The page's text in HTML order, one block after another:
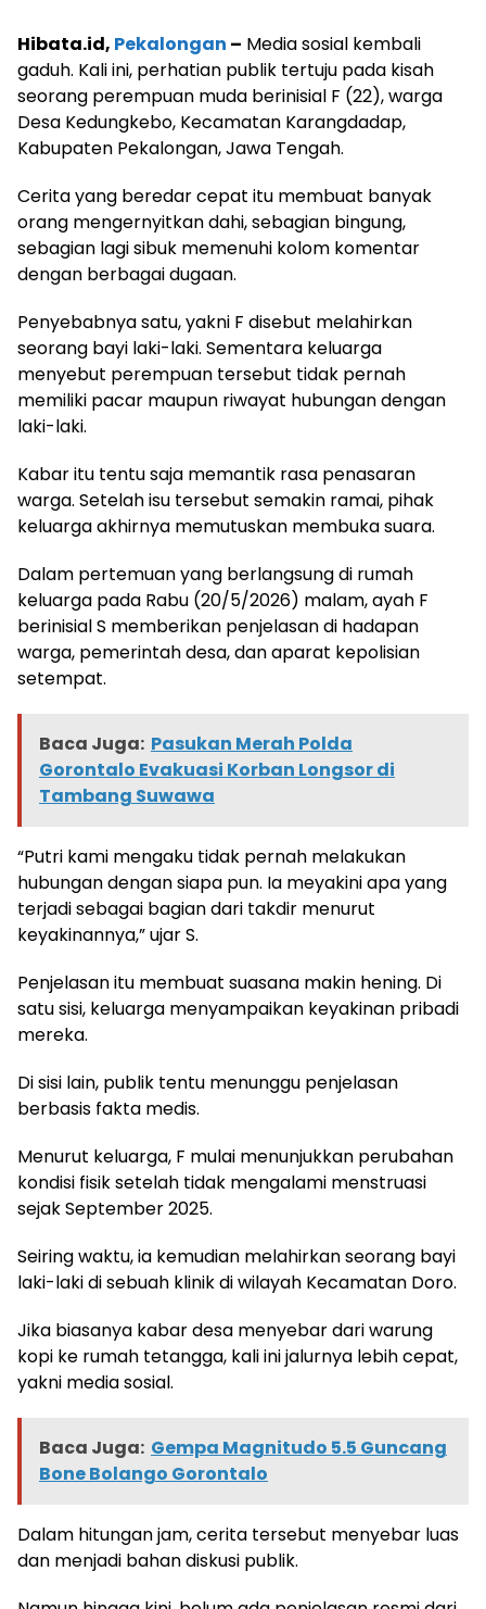
Hibata.id, Pekalongan – Media sosial kembali
gaduh. Kali ini, perhatian publik tertuju pada kisah
seorang perempuan muda berinisial F (22), warga
Desa Kedungkebo, Kecamatan Karangdadap,
Kabupaten Pekalongan, Jawa Tengah.
Cerita yang beredar cepat itu membuat banyak
orang mengernyitkan dahi, sebagian bingung,
sebagian lagi sibuk memenuhi kolom komentar
dengan berbagai dugaan.
Penyebabnya satu, yakni F disebut melahirkan
seorang bayi laki-laki. Sementara keluarga
menyebut perempuan tersebut tidak pernah
memiliki pacar maupun riwayat hubungan dengan
laki-laki.
Kabar itu tentu saja memantik rasa penasaran
warga. Setelah isu tersebut semakin ramai, pihak
keluarga akhirnya memutuskan membuka suara.
Dalam pertemuan yang berlangsung di rumah
keluarga pada Rabu (20/5/2026) malam, ayah F
berinisial S memberikan penjelasan di hadapan
warga, pemerintah desa, dan aparat kepolisian
setempat.
Baca Juga: Pasukan Merah Polda
Gorontalo Evakuasi Korban Longsor di
Tambang Suwawa
“Putri kami mengaku tidak pernah melakukan
hubungan dengan siapa pun. Ia meyakini apa yang
terjadi sebagai bagian dari takdir menurut
keyakinannya,” ujar S.
Penjelasan itu membuat suasana makin hening. Di
satu sisi, keluarga menyampaikan keyakinan pribadi
mereka.
Di sisi lain, publik tentu menunggu penjelasan
berbasis fakta medis.
Menurut keluarga, F mulai menunjukkan perubahan
kondisi fisik setelah tidak mengalami menstruasi
sejak September 2025.
Seiring waktu, ia kemudian melahirkan seorang bayi
laki-laki di sebuah klinik di wilayah Kecamatan Doro.
Jika biasanya kabar desa menyebar dari warung
kopi ke rumah tetangga, kali ini jalurnya lebih cepat,
yakni media sosial.
Baca Juga: Gempa Magnitudo 5.5 Guncang
Bone Bolango Gorontalo
Dalam hitungan jam, cerita tersebut menyebar luas
dan menjadi bahan diskusi publik.